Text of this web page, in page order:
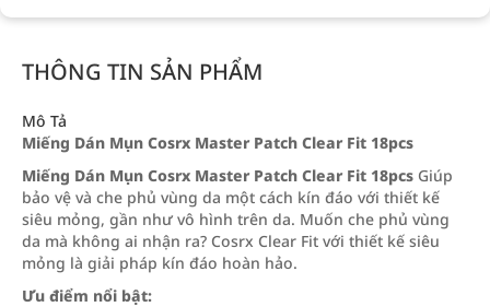
THÔNG TIN SẢN PHẨM
Mô Tả
Miếng Dán Mụn Cosrx Master Patch Clear Fit 18pcs
Miếng Dán Mụn Cosrx Master Patch Clear Fit 18pcs Giúp
bảo vệ và che phủ vùng da một cách kín đáo với thiết kế
siêu mỏng, gần như vô hình trên da. Muốn che phủ vùng
da mà không ai nhận ra? Cosrx Clear Fit với thiết kế siêu
mỏng là giải pháp kín đáo hoàn hảo.
Ưu điểm nổi bật: